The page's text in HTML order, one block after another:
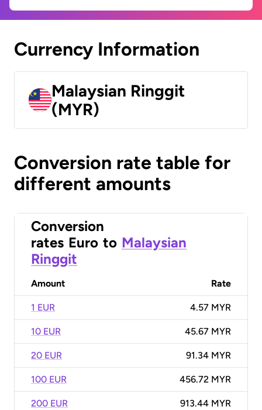
Currency Information
Malaysian Ringgit
(MYR)
Conversion rate table for
different amounts
Conversion
rates Euro to Malaysian
Ringgit
Amount Rate
1 EUR 4.57 MYR
10 EUR 45.67 MYR
20 EUR 91.34 MYR
100 EUR 456.72 MYR
200 EUR 913.44 MYR